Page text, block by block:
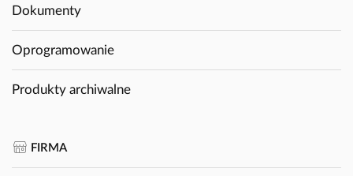
Dokumenty
Oprogramowanie
Produkty archiwalne
FIRMA